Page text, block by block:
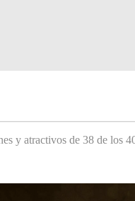
y atractivos de 38 de los